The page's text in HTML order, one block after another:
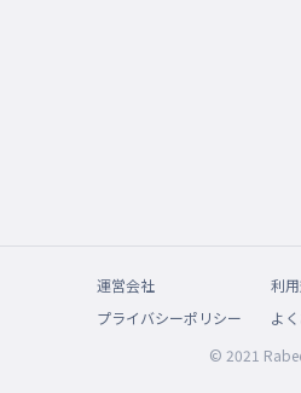
運営会社
利
プライバシーポリシー
よ
© 2021